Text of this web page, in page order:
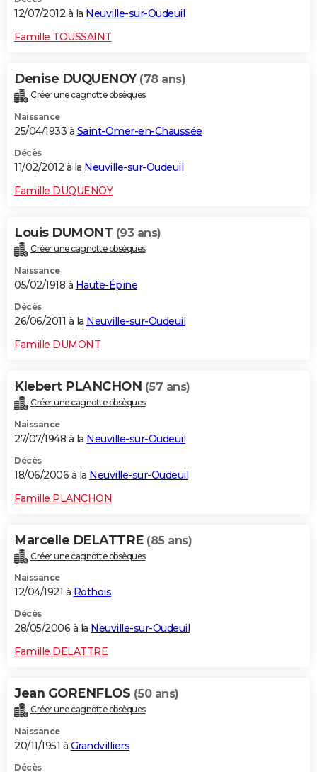
12/07/2012 à la Neuville-sur-Oudeuil
Famille TOUSSAINT
Denise DUQUENOY (78 ans)
Créer une cagnotte obsèques
Naissance
25/04/1933 à Saint-Omer-en-Chaussée
Décès
11/02/2012 à la Neuville-sur-Oudeuil
Famille DUQUENOY
Louis DUMONT (93 ans)
Créer une cagnotte obsèques
Naissance
05/02/1918 à Haute-Épine
Décès
26/06/2011 à la Neuville-sur-Oudeuil
Famille DUMONT
Klebert PLANCHON (57 ans)
Créer une cagnotte obsèques
Naissance
27/07/1948 à la Neuville-sur-Oudeuil
Décès
18/06/2006 à la Neuville-sur-Oudeuil
Famille PLANCHON
Marcelle DELATTRE (85 ans)
Créer une cagnotte obsèques
Naissance
12/04/1921 à Rothois
Décès
28/05/2006 à la Neuville-sur-Oudeuil
Famille DELATTRE
Jean GORENFLOS (50 ans)
Créer une cagnotte obsèques
Naissance
20/11/1951 à Grandvilliers
Décès